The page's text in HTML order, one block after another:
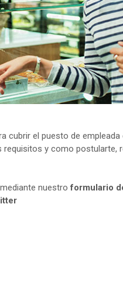
cubrir el puesto de
y como postularte,
nuestroformulario